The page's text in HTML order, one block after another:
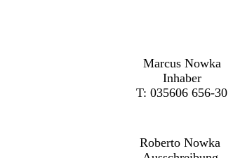
Marcus Nowka
Inhaber
T: 035606 656-30
Roberto Nowka